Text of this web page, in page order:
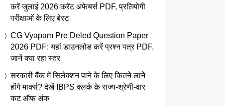
करें जुलाई 2026 करेंट अफेयर्स PDF, प्रतियोगी
परीक्षाओं के लिए बेस्ट
CG Vyapam Pre Deled Question Paper
2026 PDF: यहां डाउनलोड करें प्रश्न पत्र PDF,
जानें क्या रहा स्तर
सरकारी बैंक में सिलेक्शन पाने के लिए कितने लाने
होंगे मार्क्स? देखें IBPS क्लर्क के राज्य-श्रेणी-वार
कट ऑफ अंक